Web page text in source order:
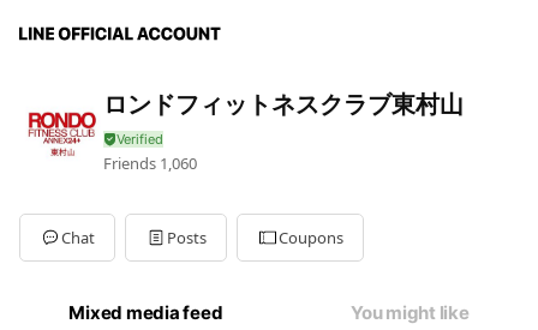
ロンドフィットネスクラブ東村山
Friends 1,060
Chat Posts Coupons
Mixed media feed You might like